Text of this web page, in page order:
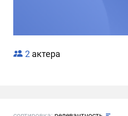
2 актера